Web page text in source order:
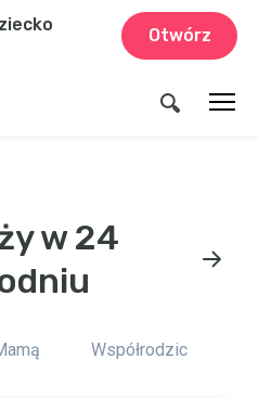
Otwórz
w 24
Współrodzic